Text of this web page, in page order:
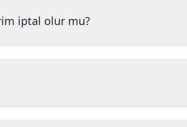
iptal olur mu?